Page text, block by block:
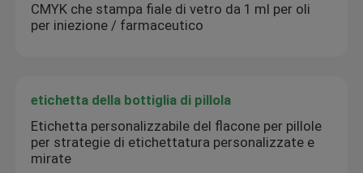
CMYK che stampa fiale di vetro da 1 ml per oli
per iniezione / farmaceutico
etichetta della bottiglia di pillola
Etichetta personalizzabile del flacone per pillole
per strategie di etichettatura personalizzate e
mirate